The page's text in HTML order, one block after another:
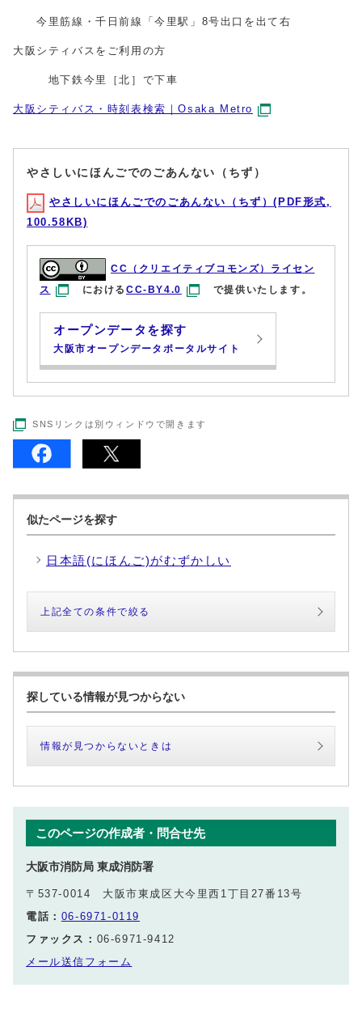
今里筋線・千日前線「今里駅」8号出口を出て右
大阪シティバスをご利用の方
地下鉄今里［北］で下車
大阪シティバス・時刻表検索｜Osaka Metro
やさしいにほんごでのごあんない（ちず）
やさしいにほんごでのごあんない（ちず）(PDF形式,
100.58KB)
CC（クリエイティブコモンズ）ライセン
ス
におけるCC-BY4.0 で提供いたします。
オープンデータを探す
大阪市オープンデータポータルサイト
SNSリンクは別ウィンドウで開きます
似たページを探す
日本語(にほんご)がむずかしい
上記全ての条件で絞る
探している情報が見つからない
情報が見つからないときは
このページの作成者・問合せ先
大阪市消防局 東成消防署
〒537-0014 大阪市東成区大今里西1丁目27番13号
電話： 06-6971-0119
ファックス： 06-6971-9412
メール送信フォーム